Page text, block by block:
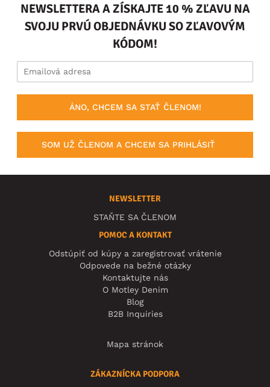
NEWSLETTERA A ZÍSKAJTE 10 % ZĽAVU NA
SVOJU PRVÚ OBJEDNÁVKU SO ZĽAVOVÝM
KÓDOM!
ÁNO, CHCEM SA STAŤ ČLENOM!
SOM UŽ ČLENOM A CHCEM SA PRIHLÁSIŤ
NEWSLETTER
STAŇTE SA ČLENOM
POMOC A KONTAKT
Odstúpiť od kúpy a zaregistrovať vrátenie
Odpovede na bežné otázky
Kontaktujte nás
O Motley Denim
Blog
B2B Inquiries
Mapa stránok
ZÁKAZNÍCKA PODPORA